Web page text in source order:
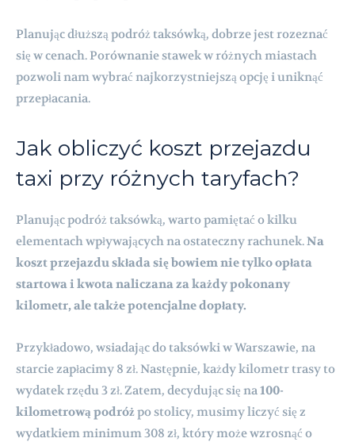
Planując dłuższą podróż taksówką, dobrze jest rozeznać
się w cenach. Porównanie stawek w różnych miastach
pozwoli nam wybrać najkorzystniejszą opcję i uniknąć
przepłacania.
Jak obliczyć koszt przejazdu
taxi przy różnych taryfach?
Planując podróż taksówką, warto pamiętać o kilku
elementach wpływających na ostateczny rachunek.Na
koszt przejazdu składa się bowiem nie tylko opłata
startowa i kwota naliczana za każdy pokonany
kilometr, ale także potencjalne dopłaty.
Przykładowo, wsiadając do taksówki w Warszawie, na
starcie zapłacimy 8 zł. Następnie, każdy kilometr trasy to
wydatek rzędu 3 zł. Zatem, decydując się na100-
kilometrową podróżpo stolicy, musimy liczyć się z
wydatkiem minimum 308 zł, który może wzrosnąć o